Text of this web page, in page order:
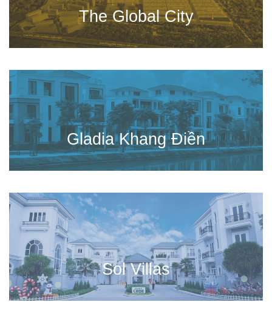
The Global City
Gladia Khang Điền
Sol Villas